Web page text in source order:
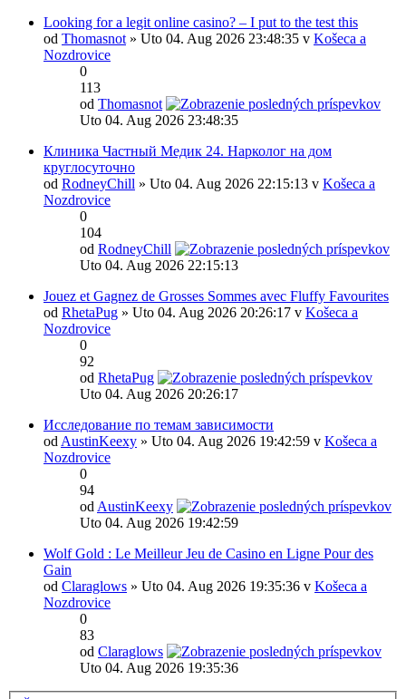
Looking for a legit online casino? – I put to the test this
od Thomasnot » Uto 04. Aug 2026 23:48:35 v Košeca a
Nozdrovice
0
113
od Thomasnot
Uto 04. Aug 2026 23:48:35
Клиника Частный Медик 24. Нарколог на дом
круглосуточно
od RodneyChill » Uto 04. Aug 2026 22:15:13 v Košeca a
Nozdrovice
0
104
od RodneyChill
Uto 04. Aug 2026 22:15:13
Jouez et Gagnez de Grosses Sommes avec Fluffy Favourites
od RhetaPug » Uto 04. Aug 2026 20:26:17 v Košeca a
Nozdrovice
0
92
od RhetaPug
Uto 04. Aug 2026 20:26:17
Исследование по темам зависимости
od AustinKeexy » Uto 04. Aug 2026 19:42:59 v Košeca a
Nozdrovice
0
94
od AustinKeexy
Uto 04. Aug 2026 19:42:59
Wolf Gold : Le Meilleur Jeu de Casino en Ligne Pour des
Gain
od Claraglows » Uto 04. Aug 2026 19:35:36 v Košeca a
Nozdrovice
0
83
od Claraglows
Uto 04. Aug 2026 19:35:36